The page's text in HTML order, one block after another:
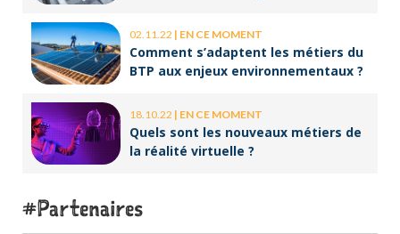
02.11.22 | EN CE MOMENT
Comment s’adaptent les métiers du
BTP aux enjeux environnementaux ?
18.10.22 | EN CE MOMENT
Quels sont les nouveaux métiers de
la réalité virtuelle ?
Partenaires